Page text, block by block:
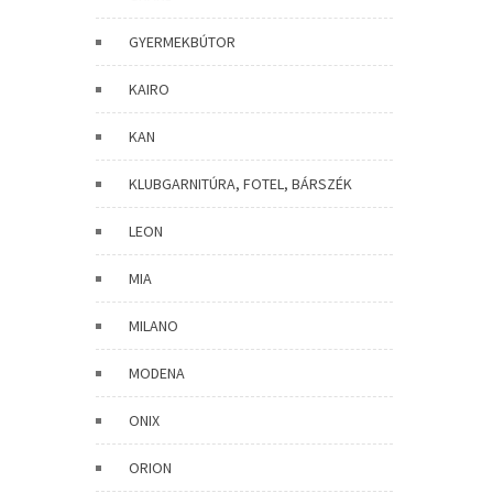
GYERMEKBÚTOR
KAIRO
KAN
KLUBGARNITÚRA, FOTEL, BÁRSZÉK
LEON
MIA
MILANO
MODENA
ONIX
ORION